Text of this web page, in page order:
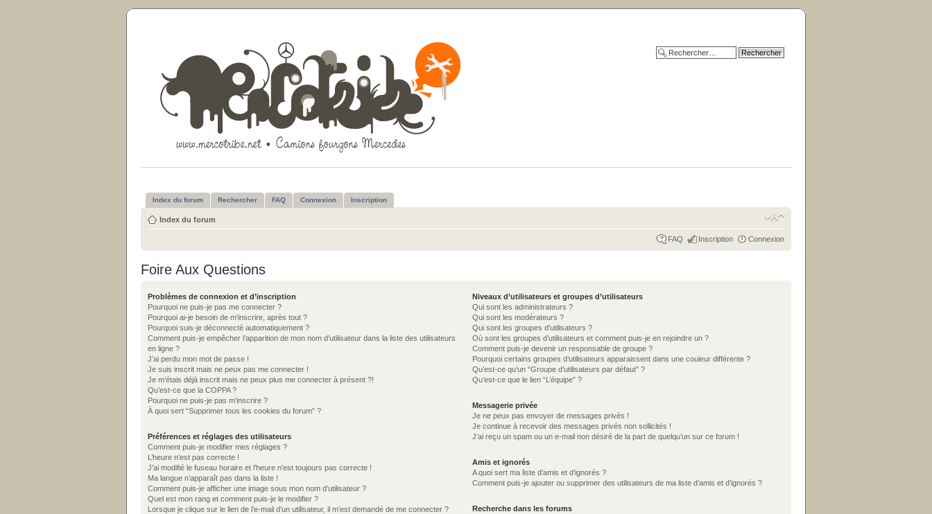
Index du forum Rechercher FAQ Connexion Inscription
Index du forum
FAQ Inscription Connexion
Foire Aux Questions
Problèmes de connexion et d’inscription
Pourquoi ne puis-je pas me connecter ?
Pourquoi ai-je besoin de m’inscrire, après tout ?
Pourquoi suis-je déconnecté automatiquement ?
Comment puis-je empêcher l’apparition de mon nom d’utilisateur dans la liste des utilisateurs
en ligne ?
J’ai perdu mon mot de passe !
Je suis inscrit mais ne peux pas me connecter !
Je m’étais déjà inscrit mais ne peux plus me connecter à présent ?!
Qu’est-ce que la COPPA ?
Pourquoi ne puis-je pas m’inscrire ?
À quoi sert “Supprimer tous les cookies du forum” ?
Préférences et réglages des utilisateurs
Comment puis-je modifier mes réglages ?
L’heure n’est pas correcte !
J’ai modifié le fuseau horaire et l’heure n’est toujours pas correcte !
Ma langue n’apparaît pas dans la liste !
Comment puis-je afficher une image sous mon nom d’utilisateur ?
Quel est mon rang et comment puis-je le modifier ?
Lorsque je clique sur le lien de l’e-mail d’un utilisateur, il m’est demandé de me connecter ?
Niveaux d’utilisateurs et groupes d’utilisateurs
Qui sont les administrateurs ?
Qui sont les modérateurs ?
Qui sont les groupes d’utilisateurs ?
Où sont les groupes d’utilisateurs et comment puis-je en rejoindre un ?
Comment puis-je devenir un responsable de groupe ?
Pourquoi certains groupes d’utilisateurs apparaissent dans une couleur différente ?
Qu’est-ce qu’un “Groupe d’utilisateurs par défaut” ?
Qu’est-ce que le lien “L’équipe” ?
Messagerie privée
Je ne peux pas envoyer de messages privés !
Je continue à recevoir des messages privés non sollicités !
J’ai reçu un spam ou un e-mail non désiré de la part de quelqu’un sur ce forum !
Amis et ignorés
A quoi sert ma liste d’amis et d’ignorés ?
Comment puis-je ajouter ou supprimer des utilisateurs de ma liste d’amis et d’ignorés ?
Recherche dans les forums